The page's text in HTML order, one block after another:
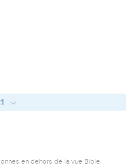
en dehors de la vue Bible.